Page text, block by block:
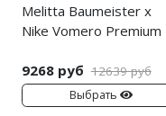
Melitta Baumeister x
Nike Vomero Premium
9268 руб 12639 руб
Выбрать